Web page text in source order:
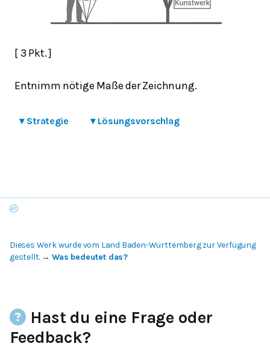
[ 3 Pkt. ]
Entnimm nötige Maße der Zeichnung.
▾ Strategie ▾ Lösungsvorschlag
Dieses Werk wurde vom Land Baden-Württemberg zur Verfügung
gestellt. → Was bedeutet das?
Hast du eine Frage oder
Feedback?